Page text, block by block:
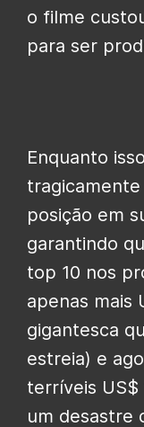
o filme
para ser
Enquanto
posição em
garantindo
top 10 nos
apenas mais
gigantesca
estreia) e
terríveis US$
um desastre